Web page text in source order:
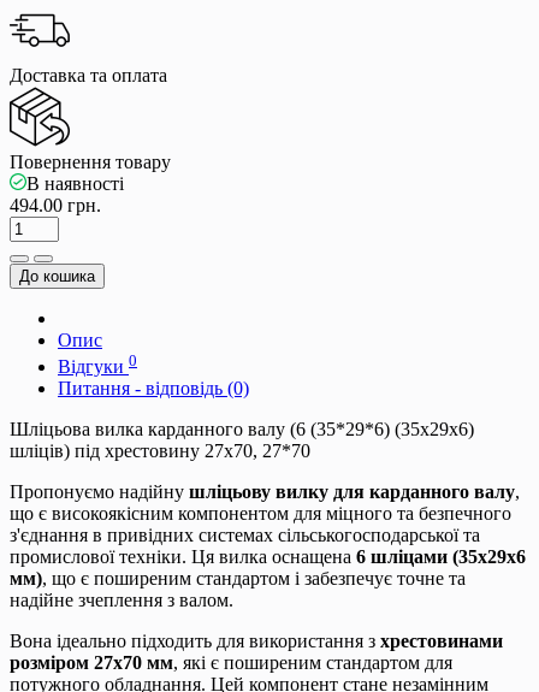
Доставка та оплата
Повернення товару
В наявності
494.00 грн.
До кошика
Опис
Відгуки 0
Питання - відповідь (0)
Шліцьова вилка карданного валу (6 (35*29*6) (35х29х6)
шліців) під хрестовину 27х70, 27*70
Пропонуємо надійну шліцьову вилку для карданного валу,
що є високоякісним компонентом для міцного та безпечного
з'єднання в привідних системах сільськогосподарської та
промислової техніки. Ця вилка оснащена 6 шліцами (35х29х6
мм), що є поширеним стандартом і забезпечує точне та
надійне зчеплення з валом.
Вона ідеально підходить для використання з хрестовинами
розміром 27х70 мм, які є поширеним стандартом для
потужного обладнання. Цей компонент стане незамінним